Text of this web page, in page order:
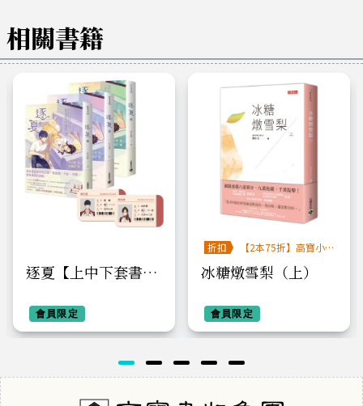
相關書籍
逐夏【上中下套書】
&林折夏城安二中學
生證
會員限定
折扣
【2本75折】高寶小
冰糖燉雪梨（上）
會員限定